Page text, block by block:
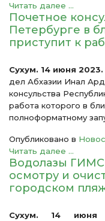
Читать далее ...
Почетное
Петербурге в
приступит к
Сухум. 14 июня
дел Абхазии Инал
консульства
работа которого в
полноформатному
Опубликовано в
Читать далее ...
Водолазы
осмотру и
городском
Сухум. 14 июня